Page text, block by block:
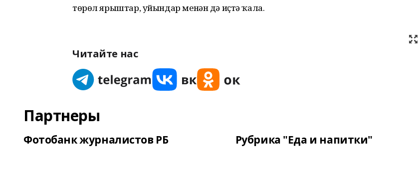
төрөл ярыштар, уйындар менән дә иҫтә ҡала.
Читайте нас
Партнеры
Фотобанк журналистов РБ Рубрика "Еда и напитки"